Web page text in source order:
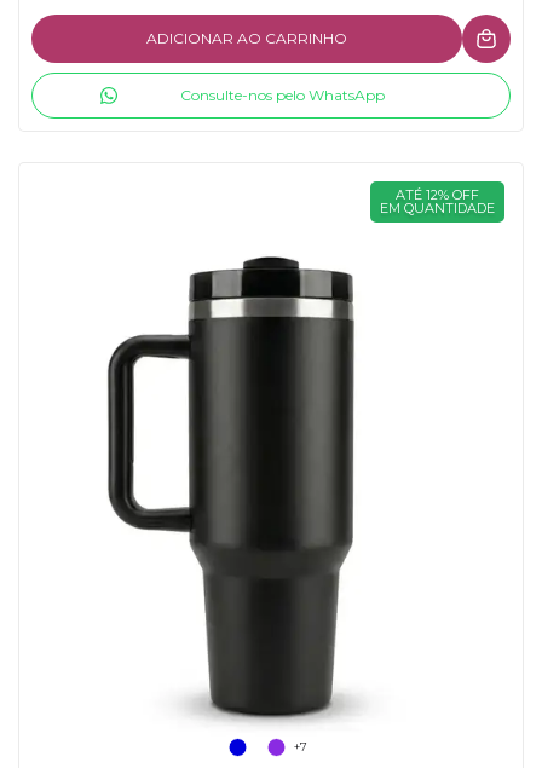
ADICIONAR AO CARRINHO
Consulte-nos pelo WhatsApp
ATÉ 12% OFF
EM QUANTIDADE
+7